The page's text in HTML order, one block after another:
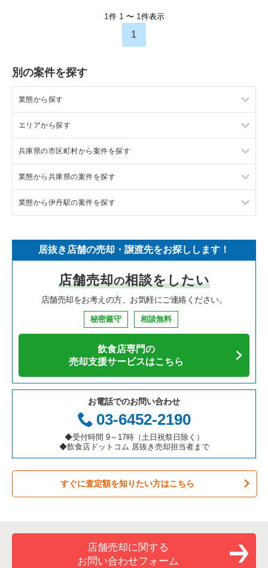
1 件 1 〜 1 件表示
1
別の案件を探す
業態から探す
ラーメンの居抜き売却物件の案件一覧
フランス料理の居抜き売却物件の案件一覧
イタリア料理の居抜き売却物件の案件一覧
中華の居抜き売却物件の案件一覧
寿司の居抜き売却物件の案件一覧
焼肉の居抜き売却物件の案件一覧
鉄板焼き・お好み焼の居抜き売却物件の案件一覧
カフェの居抜き売却物件の案件一覧
テイクアウトの居抜き売却物件の案件一覧
お弁当・惣菜・デリの居抜き売却物件の案件一覧
カラオケ・パブ・スナックの居抜き売却物件の案件一覧
バーの居抜き売却物件の案件一覧
居酒屋・ダイニングバーの居抜き売却物件の案件一覧
洋食の居抜き売却物件の案件一覧
エリアから探す
東京23区の飲食店の居抜き売却物件の案件一覧
東京都下の飲食店の居抜き売却物件の案件一覧
千葉県の飲食店の居抜き売却物件の案件一覧
神奈川県の飲食店の居抜き売却物件の案件一覧
大阪府の飲食店の居抜き売却物件の案件一覧
兵庫県の飲食店の居抜き売却物件の案件一覧
愛知県の飲食店の居抜き売却物件の案件一覧
岐阜県の飲食店の居抜き売却物件の案件一覧
三重県の飲食店の居抜き売却物件の案件一覧
兵庫県の市区町村から案件を探す
尼崎市の飲食店の居抜き売却物件の案件一覧
西宮市の飲食店の居抜き売却物件の案件一覧
川西市の飲食店の居抜き売却物件の案件一覧
芦屋市の飲食店の居抜き売却物件の案件一覧
神戸市中央区の飲食店の居抜き売却物件の案件一覧
伊丹市の飲食店の居抜き売却物件の案件一覧
神戸市兵庫区の飲食店の居抜き売却物件の案件一覧
神戸市東灘区の飲食店の居抜き売却物件の案件一覧
明石市の飲食店の居抜き売却物件の案件一覧
神戸市長田区の飲食店の居抜き売却物件の案件一覧
神戸市垂水区の飲食店の居抜き売却物件の案件一覧
神戸市北区の飲食店の居抜き売却物件の案件一覧
業態から兵庫県の案件を探す
兵庫県のラーメンの居抜き売却物件の案件一覧
兵庫県のイタリア料理の居抜き売却物件の案件一覧
兵庫県の中華の居抜き売却物件の案件一覧
兵庫県のそば・うどんの居抜き売却物件の案件一覧
兵庫県の焼肉の居抜き売却物件の案件一覧
兵庫県の鉄板焼き・お好み焼の居抜き売却物件の案件一覧
兵庫県のアジア料理の居抜き売却物件の案件一覧
兵庫県のカフェの居抜き売却物件の案件一覧
兵庫県のテイクアウトの居抜き売却物件の案件一覧
兵庫県のお弁当・惣菜・デリの居抜き売却物件の案件一覧
兵庫県のバーの居抜き売却物件の案件一覧
業態から伊丹駅の案件を探す
伊丹駅のバーの居抜き売却物件の案件一覧
伊丹駅の居酒屋・ダイニングバーの居抜き売却物件の案件一覧
伊丹駅の洋食の居抜き売却物件の案件一覧
居抜き店舗の売却・譲渡先をお探しします！
店舗売却の相談をしたい
店舗売却をお考えの方、お気軽にご連絡ください。
秘密厳守 相談無料
飲食店専門の
売却支援サービスはこちら
お電話でのお問い合わせ
03-6452-2190
◆受付時間 9～17時（土日祝祭日除く）
◆飲食店ドットコム 居抜き売却担当者まで
すぐに査定額を知りたい方はこちら
店舗売却に関する
お問い合わせフォーム